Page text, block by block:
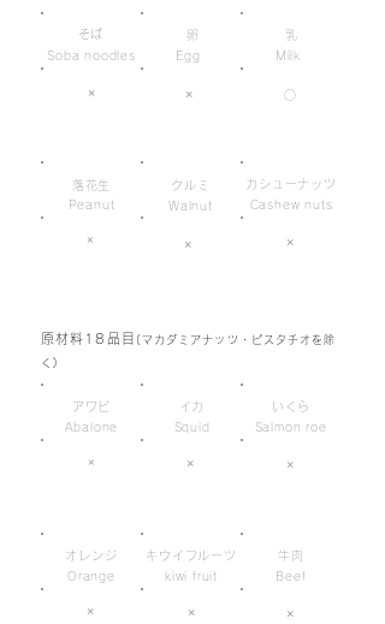
そば
Soba noodles
×
Egg
×
Milk
○
卵 乳
Peanut
落花生
×
クルミ
Walnut
×
Cashew nuts
カシューナッツ
×
原材料18品目 (マカダミアナッツ・ピスタチオを除
く)
Abalone
×
イカ
Squid
×
Salmon roe
×
アワビ いくら
Orange
×
キウイフルーツ
kiwi fruit
×
オレンジ
Beef
牛肉
×